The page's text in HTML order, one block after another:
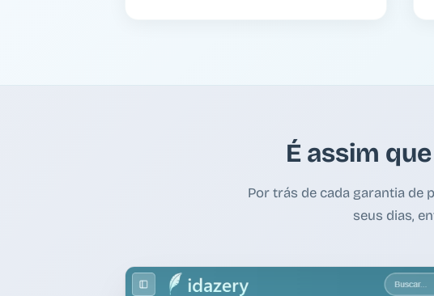
É assim
Por trás de cada garantia de
seus dias,